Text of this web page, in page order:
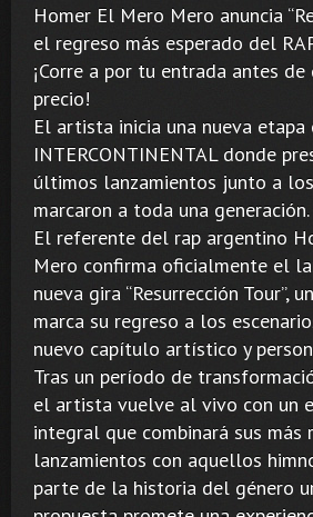
Homer El Mero Mero anuncia
el regreso más esperado del
¡Corre a por tu entrada antes de
precio!
El artista inicia una nueva etapa
INTERCONTINENTAL donde
últimos lanzamientos junto a
marcaron a toda una generación.
El referente del rap argentino
Mero confirma oficialmente el
nueva gira “Resurrección Tour”,
marca su regreso a los
nuevo capítulo artístico y
Tras un período de
el artista vuelve al vivo con un
integral que combinará sus más
lanzamientos con aquellos
parte de la historia del género